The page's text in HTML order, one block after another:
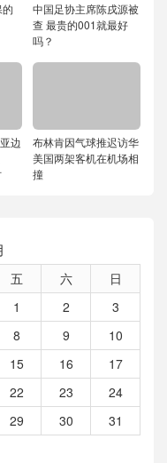
中国足协主席陈戌源被
查 最贵的001就最好
吗？
边
布林肯因气球推迟访华
美国两架客机在机场相
撞
五 六
日
1
2
3
8 9
10
15 16
17
22 23
24
29 30
31